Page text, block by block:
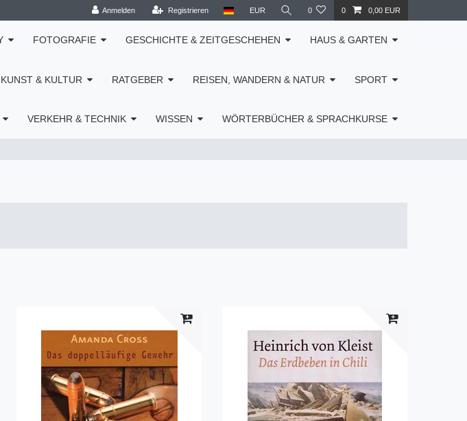
Anmelden Registrieren EUR 0 0 0,00 EUR
FOTOGRAFIE GESCHICHTE & ZEITGESCHEHEN HAUS & GARTEN
KUNST & KULTUR RATGEBER REISEN, WANDERN & NATUR SPORT
VERKEHR & TECHNIK WISSEN WÖRTERBÜCHER & SPRACHKURSE